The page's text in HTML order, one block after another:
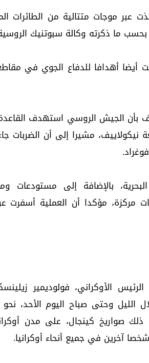
عبر موجات متتالية من الطائرات
أيضا أهدافا للدفاع الجوي في
الجيش الروسي استهدف القاعدة
مشيرا إلى أن الضربات
بالإضافة إلى
مركزة، مؤكدا أن العملية أسفرت
الأوكراني، فولوديمير